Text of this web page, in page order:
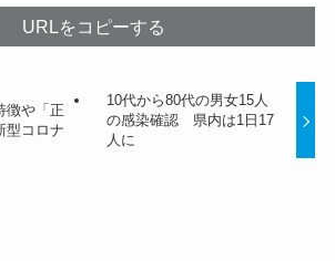
URLをコピーする
や「正
コロナ
10代から80代の男女15人
の感染確認 県内は1日17
人に